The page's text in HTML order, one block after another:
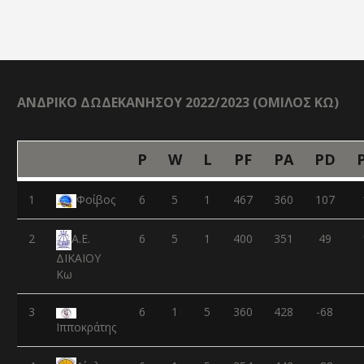
ΑΝΔΡΙΚΟ ΔΩΔΕΚΑΝΗΣΟΥ 2022/2023 (ΟΜΙΛΟΣ ΚΩ)
P W L PF PA PD
1 Φοίβος 6 5 1 467 360 107
2
Α.Ε.
ΔΙΚΑΙΟΥ
Κω
6 5 1 400 351 49
3
Ιπποκράτης
6 1 5 360 428 -68